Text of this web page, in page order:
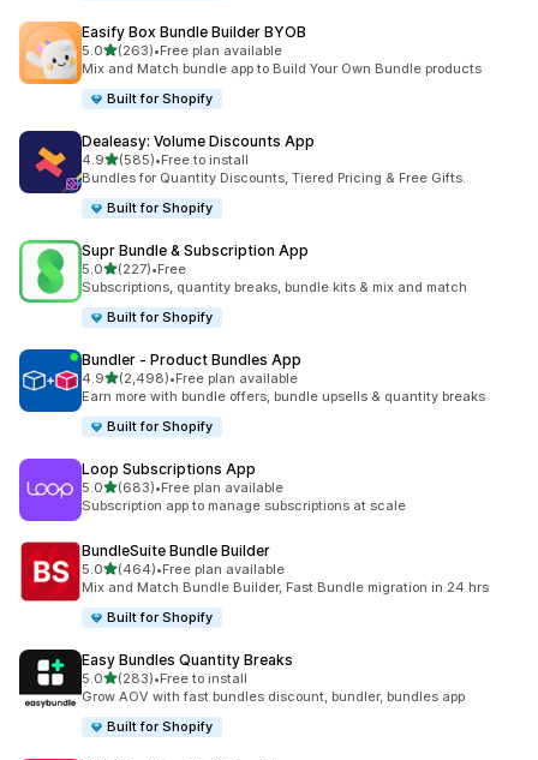
Easify Box Bundle Builder BYOB
5.0เต็ม 5 ดาว
(263)
ทั้งหมด 263 รีวิว
•Free plan available
Mix and Match bundle app to Build Your Own Bundle products
Built for Shopify
Dealeasy: Volume Discounts App
4.9เต็ม 5 ดาว
(585)
ทั้งหมด 585 รีวิว
•Free to install
Bundles for Quantity Discounts, Tiered Pricing & Free Gifts.
Built for Shopify
Supr Bundle & Subscription App
5.0เต็ม 5 ดาว
(227)
ทั้งหมด 227 รีวิว
•Free
Subscriptions, quantity breaks, bundle kits & mix and match
Built for Shopify
Bundler ‑ Product Bundles App
4.9เต็ม 5 ดาว
(2,498)
ทั้งหมด 2498 รีวิว
•Free plan available
Earn more with bundle offers, bundle upsells & quantity breaks
Built for Shopify
Loop Subscriptions App
5.0เต็ม 5 ดาว
(683)
ทั้งหมด 683 รีวิว
•Free plan available
Subscription app to manage subscriptions at scale
BundleSuite Bundle Builder
5.0เต็ม 5 ดาว
(464)
ทั้งหมด 464 รีวิว
•Free plan available
Mix and Match Bundle Builder, Fast Bundle migration in 24 hrs
Built for Shopify
Easy Bundles Quantity Breaks
5.0เต็ม 5 ดาว
(283)
ทั้งหมด 283 รีวิว
•Free to install
Grow AOV with fast bundles discount, bundler, bundles app
Built for Shopify